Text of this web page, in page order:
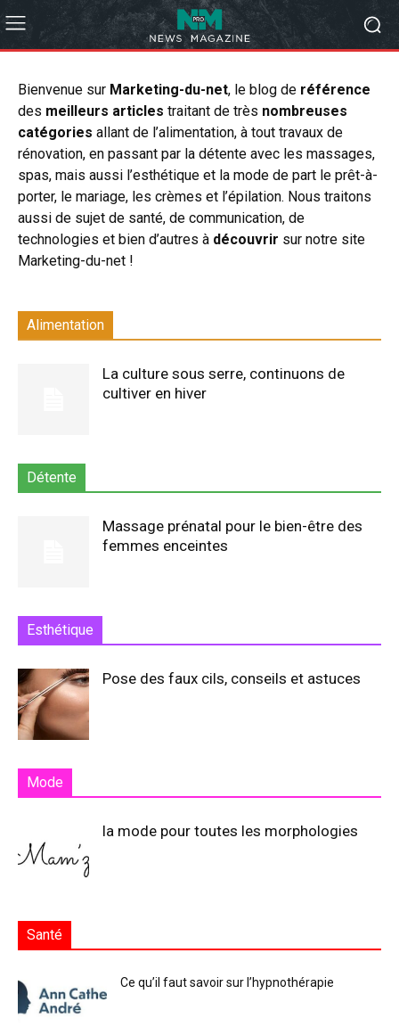
Bienvenue sur Marketing-du-net, le blog de référence
des meilleurs articles traitant de très nombreuses
catégories allant de l’alimentation, à tout travaux de
rénovation, en passant par la détente avec les massages,
spas, mais aussi l’esthétique et la mode de part le prêt-à-
porter, le mariage, les crèmes et l’épilation. Nous traitons
aussi de sujet de santé, de communication, de
technologies et bien d’autres à découvrir sur notre site
Marketing-du-net !
Alimentation
La culture sous serre, continuons de
cultiver en hiver
Détente
Massage prénatal pour le bien-être des
femmes enceintes
Esthétique
Pose des faux cils, conseils et astuces
Mode
la mode pour toutes les morphologies
Santé
Ce qu’il faut savoir sur l’hypnothérapie